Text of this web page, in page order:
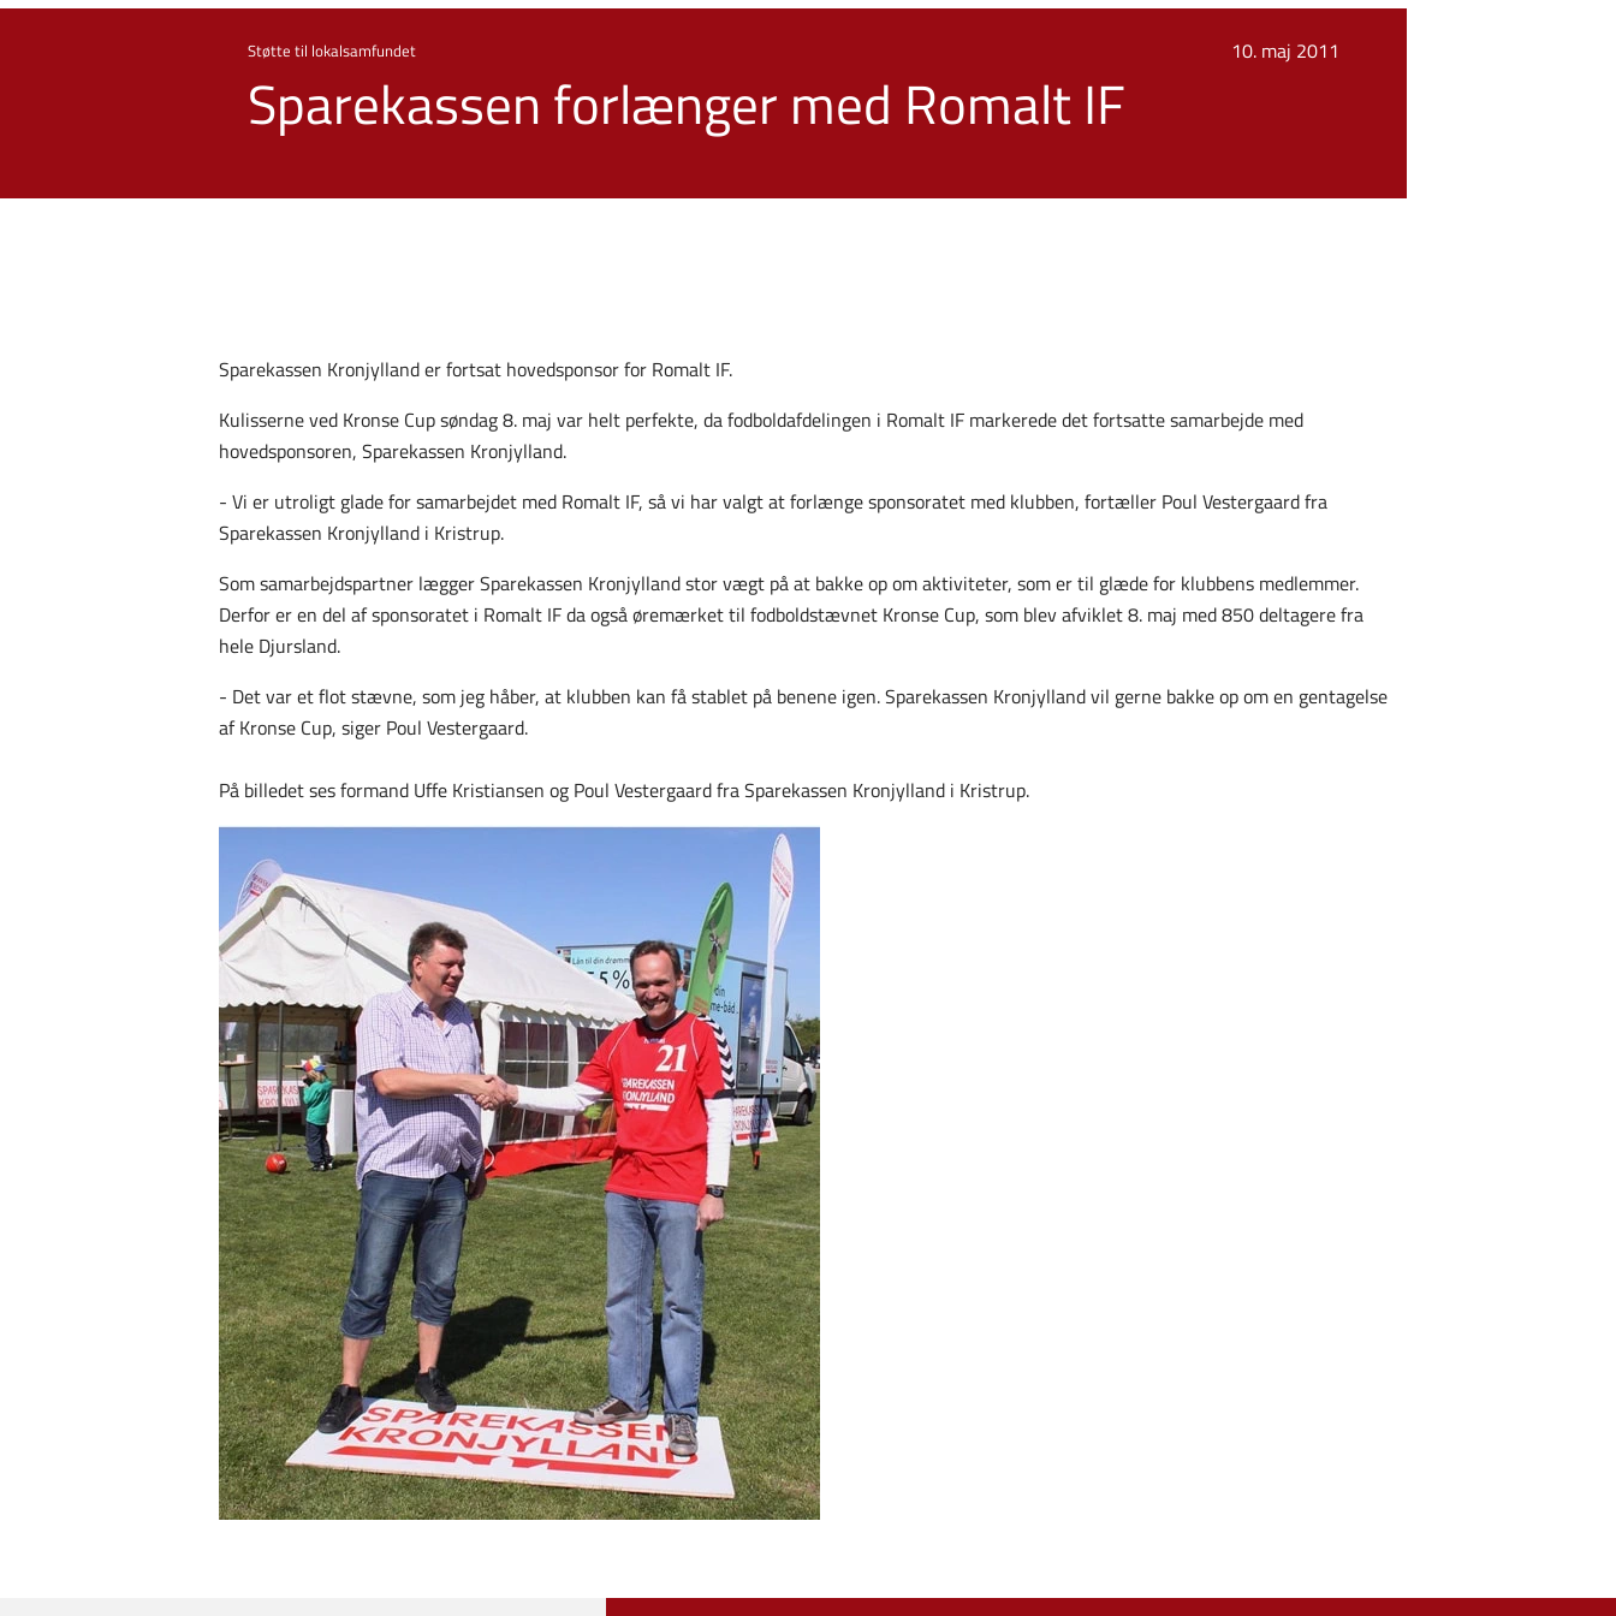
Støtte til lokalsamfundet
Sparekassen forlænger med Romalt IF
10. maj 2011
Sparekassen Kronjylland er fortsat hovedsponsor for Romalt IF.
Kulisserne ved Kronse Cup søndag 8. maj var helt perfekte, da fodboldafdelingen i Romalt IF markerede det fortsatte samarbejde med
hovedsponsoren, Sparekassen Kronjylland.
- Vi er utroligt glade for samarbejdet med Romalt IF, så vi har valgt at forlænge sponsoratet med klubben, fortæller Poul Vestergaard fra
Sparekassen Kronjylland i Kristrup.
Som samarbejdspartner lægger Sparekassen Kronjylland stor vægt på at bakke op om aktiviteter, som er til glæde for klubbens medlemmer.
Derfor er en del af sponsoratet i Romalt IF da også øremærket til fodboldstævnet Kronse Cup, som blev afviklet 8. maj med 850 deltagere fra
hele Djursland.
- Det var et flot stævne, som jeg håber, at klubben kan få stablet på benene igen. Sparekassen Kronjylland vil gerne bakke op om en gentagelse
af Kronse Cup, siger Poul Vestergaard.
På billedet ses formand Uffe Kristiansen og Poul Vestergaard fra Sparekassen Kronjylland i Kristrup.